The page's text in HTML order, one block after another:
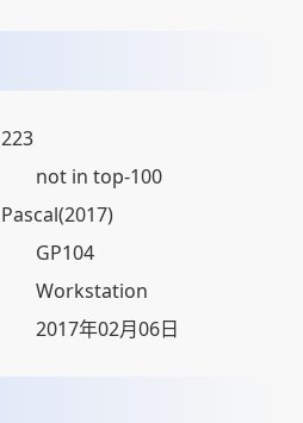
223
not in top-100
Pascal(2017)
GP104
Workstation
2017年02月06日